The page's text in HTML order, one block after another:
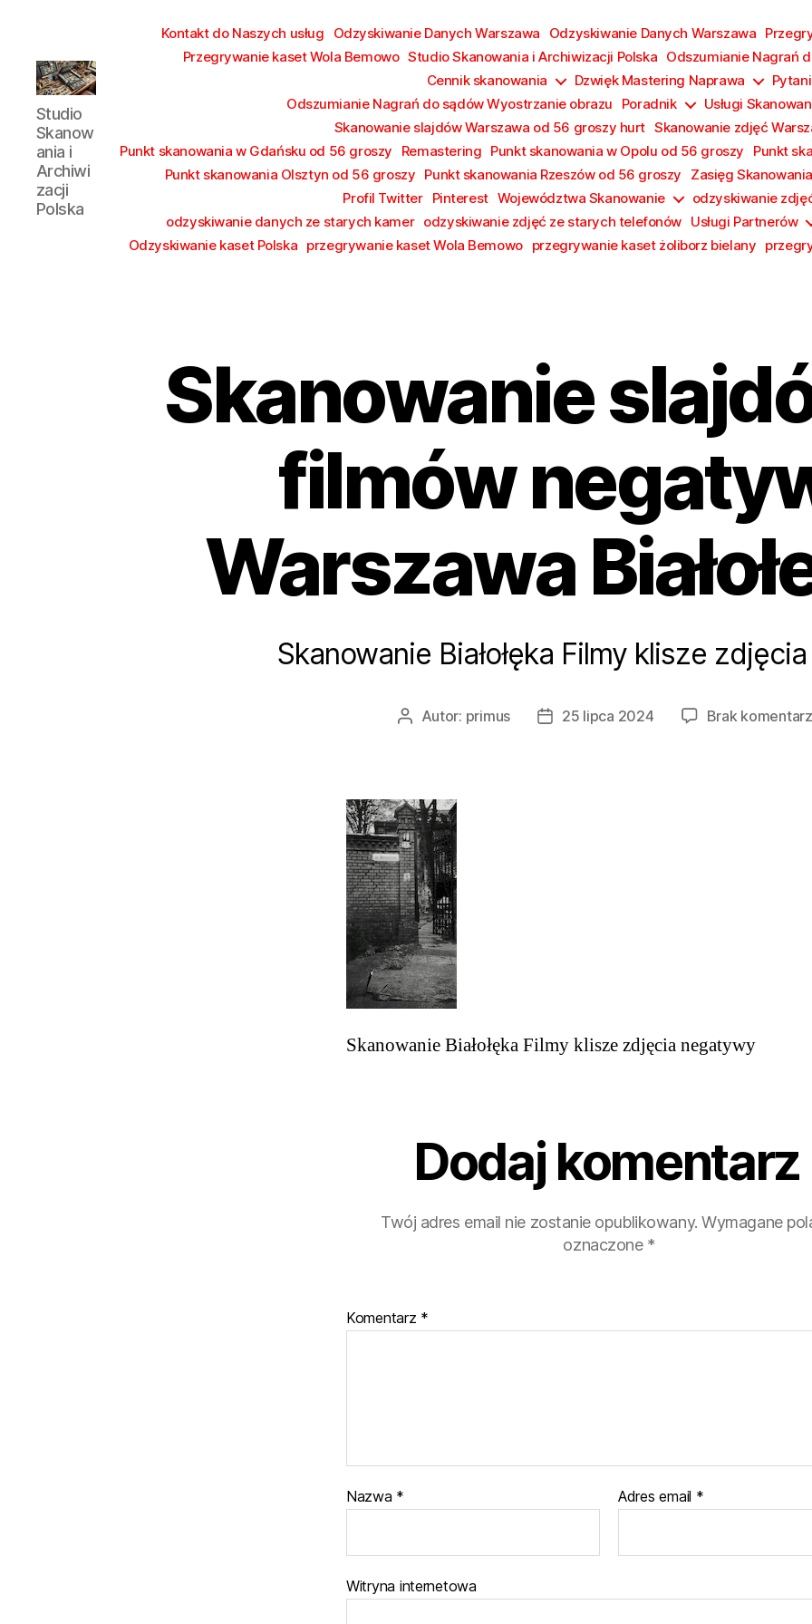
Studio
Skanowania
i
Archiwizacji
Polska
Studio
Skanow
ania i
Archiwi
zacji
Polska
Kontakt do Naszych usług Odzyskiwanie Danych Warszawa Odzyskiwanie Danych Warszawa
Przegrywanie kaset Wola Bemowo Studio Skanowania i Archiwizacji Polska Odszumianie Nagrań
Cennik skanowania
Dzwięk Mastering Naprawa
Odszumianie Nagrań do sądów Wyostrzanie obrazu
Poradnik
Usługi
Skanowanie slajdów Warszawa od 56 groszy hurt Skanowanie zdjęć
Punkt skanowania w Gdańsku od 56 groszy
Remastering Punkt skanowania w Opolu od 56 groszy
Punkt
Punkt skanowania Olsztyn od 56 groszy Punkt skanowania Rzeszów od 56 groszy
Zasięg Skanowania
Profil Twitter
Pinterest Województwa Skanowanie
odzyskiwanie
odzyskiwanie danych ze starych kamer odzyskiwanie zdjęć ze starych telefonów Usługi Partnerów
Odzyskiwanie kaset Polska przegrywanie kaset Wola Bemowo przegrywanie kaset żoliborz bielany
Skanowanie
filmów
Warszawa
Skanowanie Białołęka Filmy klisze
AutorAutor: primus
Data25 lipca 2024 Brak
Skanowanie Białołęka Filmy klisze zdjęcia negatywy
Dodaj komentarz
Twój adres email nie zostanie opublikowany. Wymagane
oznaczone *
Komentarz *
Nazwa * Adres email *
Witryna internetowa